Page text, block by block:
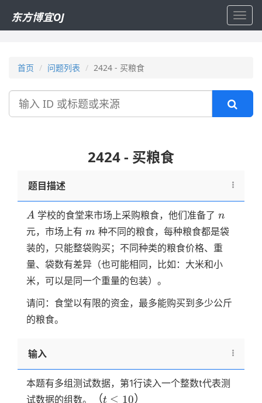
东方博宜OJ
首页 问题列表 2424 - 买粮食
搜
2424 - 买粮食
题目描述
A
A 学校的食堂来市场上采购粮食，他们准备了 n
n
元，市场上有 m
m 种不同的粮食，每种粮食都是袋
装的，只能整袋购买；不同种类的粮食价格、重
量、袋数有差异（也可能相同，比如：大米和小
米，可以是同一个重量的包装）。
请问：食堂以有限的资金，最多能购买到多少公斤
的粮食。
输入
本题有多组测试数据，第1行读入一个整数t代表测
试数据的组数。
（t
（t ≤ 10）